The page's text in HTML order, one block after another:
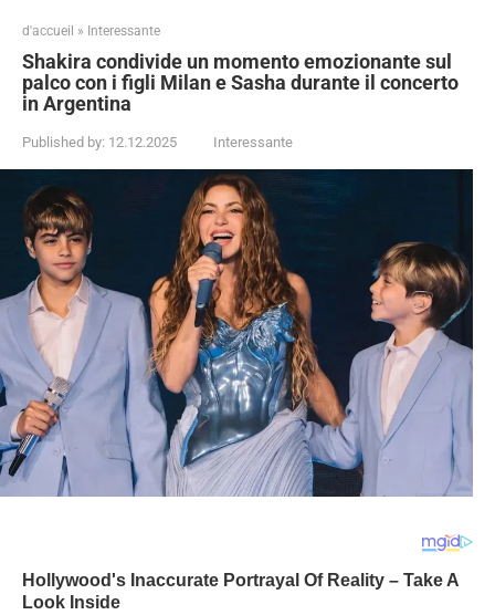
d'accueil » Interessante
Shakira condivide un momento emozionante sul
palco con i figli Milan e Sasha durante il concerto
in Argentina
Published by: 12.12.2025 Interessante